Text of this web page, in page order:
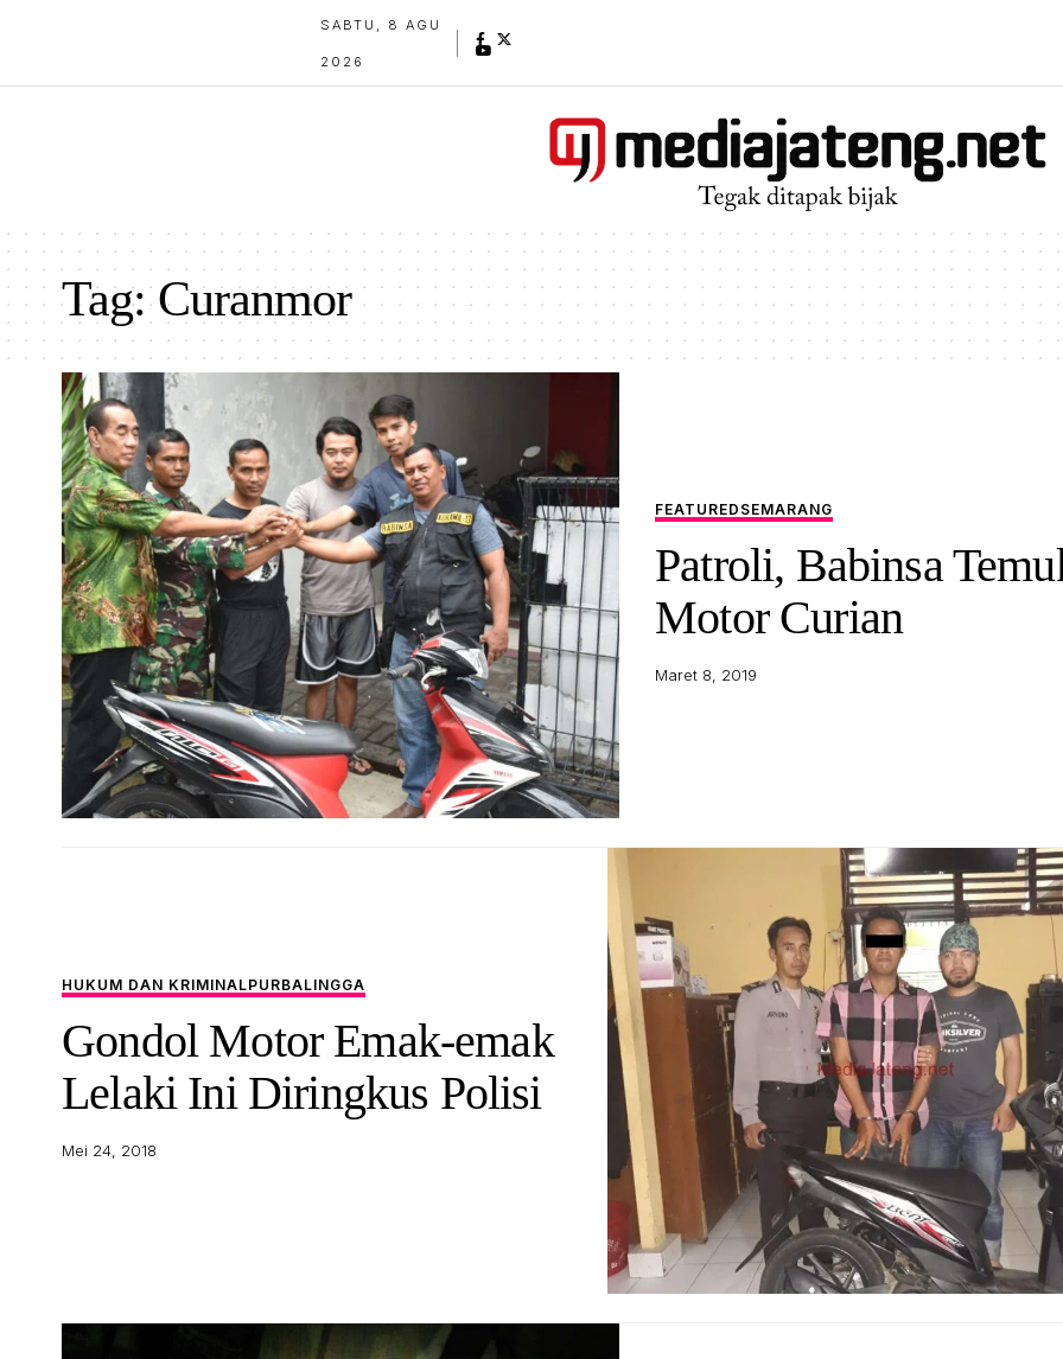
SABTU, 8 AGU
2026
Tag:Curanmor
FEATURED SEMARANG
Patroli, Babinsa
Motor Curian
Maret 8, 2019
HUKUM DAN KRIMINALPURBALINGGA
Gondol Motor Emak-emak
Lelaki Ini Diringkus Polisi
Mei 24, 2018